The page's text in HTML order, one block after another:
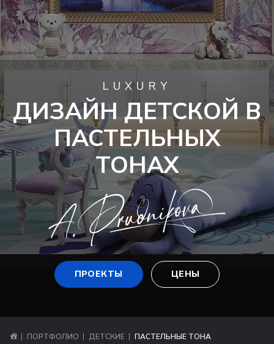
LUXURY
ДИЗАЙН ДЕТСКОЙ В
ПАСТЕЛЬНЫХ
ТОНАХ
ПРОЕКТЫ ЦЕНЫ
ПОРТФОЛИО ДЕТСКИЕ ПАСТЕЛЬНЫЕ ТОНА